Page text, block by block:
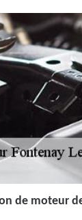
de moteur